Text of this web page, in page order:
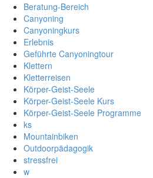
Beratung-Bereich
Canyoning
Canyoningkurs
Erlebnis
Geführte Canyoningtour
Klettern
Kletterreisen
Körper-Geist-Seele
Körper-Geist-Seele Kurs
Körper-Geist-Seele Programme
ks
Mountainbiken
Outdoorpädagogik
stressfrei
w